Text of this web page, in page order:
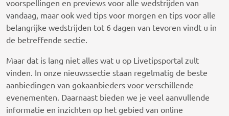
voorspellingen en previews voor alle wedstrijden van
vandaag, maar ook wed tips voor morgen en tips voor alle
belangrijke wedstrijden tot 6 dagen van tevoren vindt u in
de betreffende sectie.
Maar dat is lang niet alles wat u op Livetipsportal zult
vinden. In onze nieuwssectie staan ​​regelmatig de beste
aanbiedingen van gokaanbieders voor verschillende
evenementen. Daarnaast bieden we je veel aanvullende
informatie en inzichten op het gebied van online